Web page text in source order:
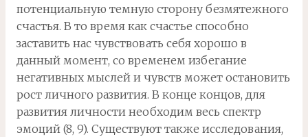
потенциальную темную сторону безмятежного
счастья. В то время как счастье способно
заставить нас чувствовать себя хорошо в
данный момент, со временем избегание
негативных мыслей и чувств может остановить
рост личного развития. В конце концов, для
развития личности необходим весь спектр
эмоций (8, 9). Существуют также исследования,